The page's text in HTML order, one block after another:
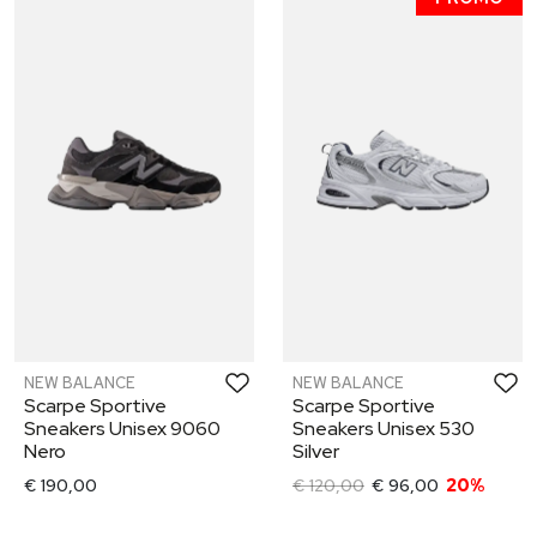
NEW BALANCE
Scarpe Sportive
Sneakers Unisex 9060
Nero
€ 190,00
NEW BALANCE
Scarpe Sportive
Sneakers Unisex 530
Silver
€ 120,00 € 96,00 20%